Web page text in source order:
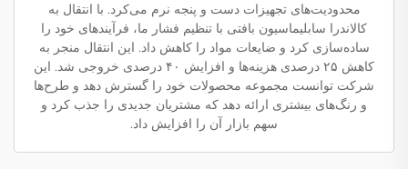
محدودیت‌های تجهیزات دست و پنجه نرم می‌کرد. با انتقال به
کالاندرا سابلیماسیون بافتی با تنظیم فشار ما، فرآیندهای خود را
ساده‌سازی کرد و ضایعات مواد را کاهش داد. این انتقال منجر به
کاهش ۲۵ درصدی هزینه‌ها و افزایش ۴۰ درصدی خروجی شد. این
شرکت توانست مجموعه محصولات خود را گسترش دهد و طرح‌ها
و رنگ‌های بیشتری ارائه دهد که مشتریان جدیدی را جذب کرد و
سهم بازار آن را افزایش داد.